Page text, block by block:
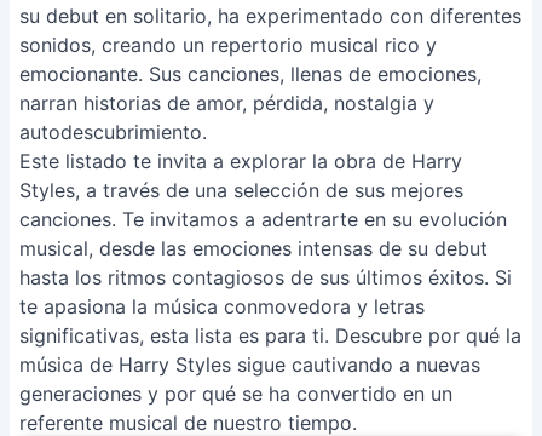
su debut en solitario, ha experimentado con diferentes
sonidos, creando un repertorio musical rico y
emocionante. Sus canciones, llenas de emociones,
narran historias de amor, pérdida, nostalgia y
autodescubrimiento.
Este listado te invita a explorar la obra de Harry
Styles, a través de una selección de sus mejores
canciones. Te invitamos a adentrarte en su evolución
musical, desde las emociones intensas de su debut
hasta los ritmos contagiosos de sus últimos éxitos. Si
te apasiona la música conmovedora y letras
significativas, esta lista es para ti. Descubre por qué la
música de Harry Styles sigue cautivando a nuevas
generaciones y por qué se ha convertido en un
referente musical de nuestro tiempo.